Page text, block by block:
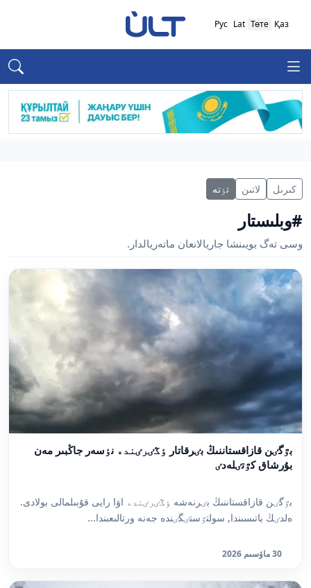
Қаз
Төте
Lat
Рус
كىرىل لاتىن تٶتە
#وبلىستار
وسى تەگ بويىنشا جاريالانعان ماتەريالدار.
بٷگٸن قازاقستاننىڭ بٸرقاتار ٶڭٸرٸندە نٶسەر جاڭبىر مەن
بۇرشاق كٷتٸلەدٸ
بٷگٸن قازاقستاننىڭ بٸرنەشە ٶڭٸرٸندە اۋا رايى قۇبىلمالى بولادى.
ەلدٸڭ باتىسىندا, سولتٷستٸگٸندە جەنە ورتالىعىندا...
30 ماۋسىم 2026